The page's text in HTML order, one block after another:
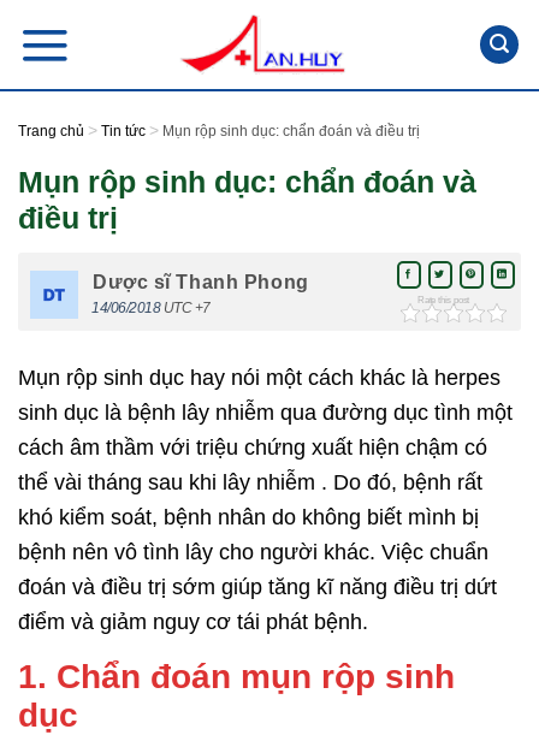
Trang chủ > Tin tức > Mụn rộp sinh dục: chẩn đoán và điều trị
Mụn rộp sinh dục: chẩn đoán và
điều trị
Dược sĩ Thanh Phong
14/06/2018UTC +7 Rate this post
Mụn rộp sinh dục hay nói một cách khác là herpes
sinh dục là bệnh lây nhiễm qua đường dục tình một
cách âm thầm với triệu chứng xuất hiện chậm có
thể vài tháng sau khi lây nhiễm . Do đó, bệnh rất
khó kiểm soát, bệnh nhân do không biết mình bị
bệnh nên vô tình lây cho người khác. Việc chuẩn
đoán và điều trị sớm giúp tăng kĩ năng điều trị dứt
điểm và giảm nguy cơ tái phát bệnh.
1. Chẩn đoán mụn rộp sinh
dục